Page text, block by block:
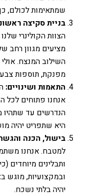
שמתאימות לכולם,
בניית סקיצה
הצוות הקולינרי
מציעים מגוון רחב
השילוב המנצח.
מפנקת, תוספות
התאמות ושינויים:
אנחנו פתוחים לכל
הנדרשים עד שתהיו
היא שתפריט יהיה
בישול, הכנה
למטבח. אנחנו
ותבלינים מיוחדים
ובמקצועיות, מוגש
יהיה בלתי נשכח.